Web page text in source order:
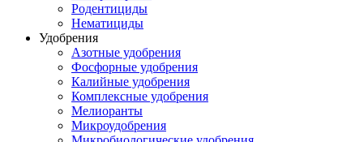
Родентициды
Нематициды
Удобрения
Азотные удобрения
Фосфорные удобрения
Калийные удобрения
Комплексные удобрения
Мелиоранты
Микроудобрения